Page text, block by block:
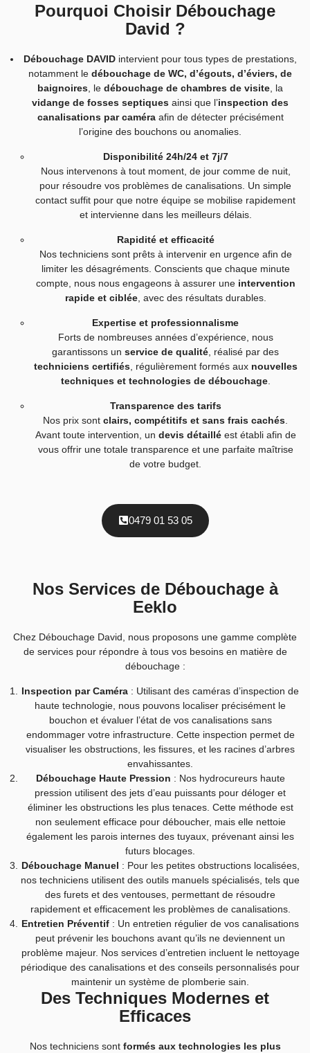
Pourquoi Choisir Débouchage
David ?
Débouchage DAVID intervient pour tous types de prestations,
notamment le débouchage de WC, d’égouts, d’éviers, de
baignoires , le débouchage de chambres de visite , la
vidange de fosses septiques ainsi que l’inspection des
canalisations par caméraafin de détecter précisément
l’origine des bouchons ou anomalies.
Disponibilité 24h/24 et 7j/7
Nous intervenons à tout moment, de jour comme de nuit,
pour résoudre vos problèmes de canalisations. Un simple
contact suffit pour que notre équipe se mobilise rapidement
et intervienne dans les meilleurs délais.
Rapidité et efficacité
Nos techniciens sont prêts à intervenir en urgence afin de
limiter les désagréments. Conscients que chaque minute
compte, nous nous engageons à assurer une intervention
rapide et ciblée, avec des résultats durables.
Expertise et professionnalisme
Forts de nombreuses années d’expérience, nous
garantissons un service de qualité , réalisé par des
techniciens certifiés, régulièrement formés aux nouvelles
techniques et technologies de débouchage.
Transparence des tarifs
Nos prix sont clairs, compétitifs et sans frais cachés
Avant toute intervention, un devis détailléest établi afin de
vous offrir une totale transparence et une parfaite maîtrise
de votre budget.
0479 01 53 05
Des Techniques Modernes et
Efficaces
Nos techniciens sont formés aux technologies les plus
Nos Services de Débouchage à
Eeklo
Chez Débouchage David, nous proposons une gamme complète
de services pour répondre à tous vos besoins en matière de
débouchage :
Inspection par Caméra : Utilisant des caméras d’inspection de
haute technologie, nous pouvons localiser précisément le
bouchon et évaluer l’état de vos canalisations sans
endommager votre infrastructure. Cette inspection permet de
visualiser les obstructions, les fissures, et les racines d’arbres
envahissantes.
Débouchage Haute Pression : Nos hydrocureurs haute
pression utilisent des jets d’eau puissants pour déloger et
éliminer les obstructions les plus tenaces. Cette méthode est
non seulement efficace pour déboucher, mais elle nettoie
également les parois internes des tuyaux, prévenant ainsi les
futurs blocages.
Débouchage Manuel : Pour les petites obstructions localisées,
nos techniciens utilisent des outils manuels spécialisés, tels que
des furets et des ventouses, permettant de résoudre
rapidement et efficacement les problèmes de canalisations.
Entretien Préventif : Un entretien régulier de vos canalisations
peut prévenir les bouchons avant qu’ils ne deviennent un
problème majeur. Nos services d’entretien incluent le nettoyage
périodique des canalisations et des conseils personnalisés pour
maintenir un système de plomberie sain.